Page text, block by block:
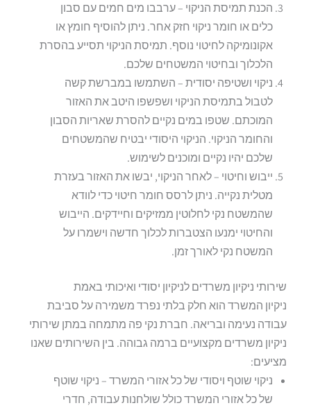
הכנת תמיסת הניקוי – ערבבו מים חמים עם סבון
כלים או חומר ניקוי חזק אחר. ניתן להוסיף חומץ או
אקונומיקה לחיטוי נוסף. תמיסת הניקוי תסייע בהסרת
הלכלוך ובחיטוי המשטחים שלכם.
ניקוי ושטיפה יסודית – השתמשו במברשת קשה
לטבול בתמיסת הניקוי ושפשפו היטב את האזור
המוכתם. שטפו במים נקיים להסרת שאריות הסבון
והחומר הניקוי. הניקוי היסודי יבטיח שהמשטחים
שלכם יהיו נקיים ומוכנים לשימוש.
ייבוש וחיטוי – לאחר הניקוי, יבשו את האזור בעזרת
מטלית נקייה. ניתן לרסס חומר חיטוי כדי לוודא
שהמשטח נקי לחלוטין ממזיקים וחיידקים. הייבוש
והחיטוי ימנעו הצטברות לכלוך חדשה וישמרו על
המשטח נקי לאורך זמן.
שירותי ניקיון משרדים לניקיון יסודי ואיכותי באמת
ניקיון המשרד הוא חלק בלתי נפרד משמירה על סביבת
עבודה נעימה ובריאה. חברת נקי פה מתמחה במתן שירותי
ניקיון משרדים מקצועיים ברמה גבוהה. בין השירותים שאנו
מציעים:
ניקוי שוטף ויסודי של כל אזורי המשרד – ניקוי שוטף
של כל אזורי המשרד כולל שולחנות עבודה, חדרי